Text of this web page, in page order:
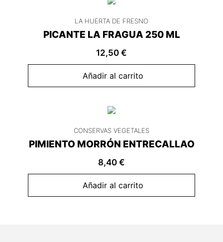
LA HUERTA DE FRESNO
PICANTE LA FRAGUA 250 ML
12,50 €
Añadir al carrito
CONSERVAS VEGETALES
PIMIENTO MORRÓN ENTRECALLAO
8,40 €
Añadir al carrito